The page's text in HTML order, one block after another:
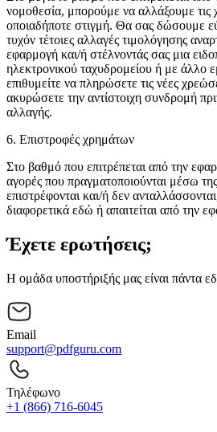
νομοθεσία, μπορούμε να αλλάξουμε τις
οποιαδήποτε στιγμή. Θα σας δώσουμε
τυχόν τέτοιες αλλαγές τιμολόγησης
εφαρμογή και/ή στέλνοντάς σας μια
ηλεκτρονικού ταχυδρομείου ή με άλλο
επιθυμείτε να πληρώσετε τις νέες
ακυρώσετε την αντίστοιχη συνδρομή
αλλαγής.
6. Επιστροφές χρημάτων
Στο βαθμό που επιτρέπεται από την
αγορές που πραγματοποιούνται μέσω
επιστρέφονται και/ή δεν
διαφορετικά εδώ ή απαιτείται από την
Έχετε ερωτήσεις;
Η ομάδα υποστήριξής μας είναι πάντα
Email
support@pdfguru.com
Τηλέφωνο
+1 (866) 716-6045